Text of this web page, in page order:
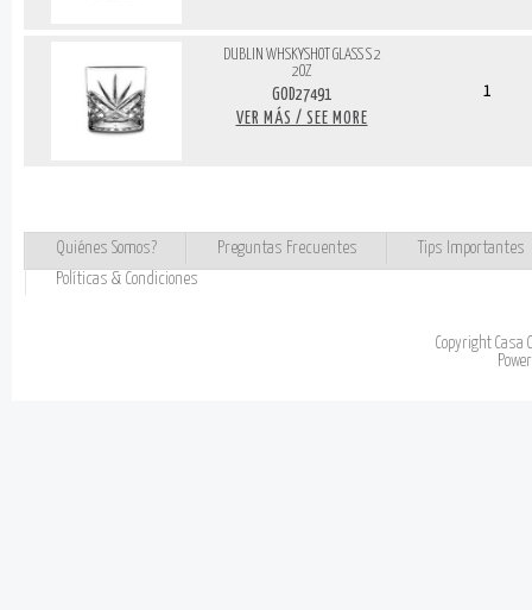
DUBLIN WHSKYSHOT GLASS S 2
2OZ
GOD27491
VER MÁS / SEE MORE
1
Quiénes Somos? Preguntas Frecuentes
Tips Importantes
Políticas & Condiciones
Copyright Casa